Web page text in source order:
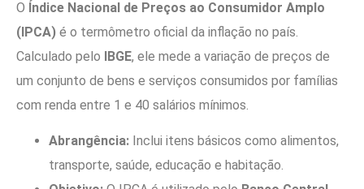
O Índice Nacional de Preços ao Consumidor Amplo
(IPCA) é o termômetro oficial da inflação no país.
Calculado pelo IBGE, ele mede a variação de preços de
um conjunto de bens e serviços consumidos por famílias
com renda entre 1 e 40 salários mínimos.
Abrangência: Inclui itens básicos como alimentos,
transporte, saúde, educação e habitação.